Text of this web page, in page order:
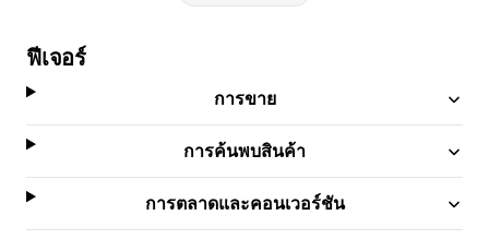
ฟีเจอร์
การขาย
การค้นพบสินค้า
การตลาดและคอนเวอร์ชัน